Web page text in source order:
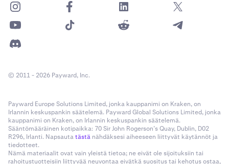
© 2011 - 2026 Payward, Inc.
Payward Europe Solutions Limited, jonka kauppanimi on Kraken, on
Irlannin keskuspankin säätelemä. Payward Global Solutions Limited, jonka
kauppanimi on Kraken, on Irlannin keskuspankin säätelemä.
Sääntömääräinen kotipaikka: 70 Sir John Rogerson’s Quay, Dublin, D02
R296, Irlanti. Napsautatästä nähdäksesi aiheeseen liittyvät käytännöt ja
tiedotteet.
Nämä materiaalit ovat vain yleistä tietoa; ne eivät ole sijoituksiin tai
rahoitustuotteisiin liittyvää neuvontaa eivätkä suositus tai kehotus ostaa,